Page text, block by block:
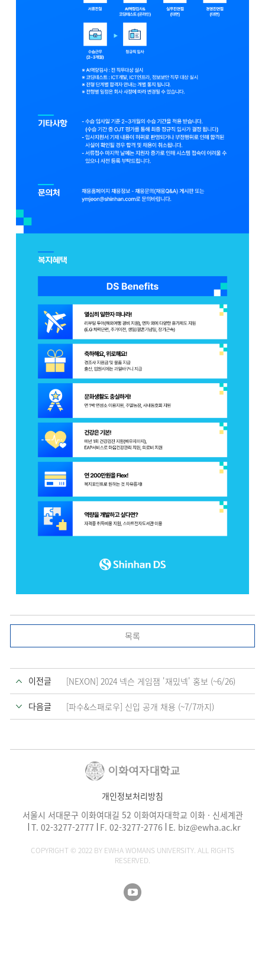
목록
이전글 [NEXON] 2024 넥슨 게임잼 '재밌넥' 홍보 (~6/26)
다음글 [파수&스패로우] 신입 공개 채용 (~7/7까지)
개인정보처리방침
서울시 서대문구 이화여대길 52 이화여자대학교 이화 · 신세계관
T. 02-3277-2777 F. 02-3277-2776 E. biz@ewha.ac.kr
COPYRIGHT © 2022 BY EWHA WOMANS UNIVERSITY. ALL RIGHTS
RESERVED.